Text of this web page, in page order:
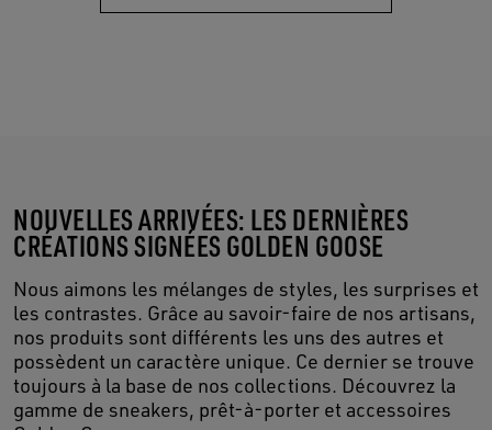
NOUVELLES ARRIVÉES: LES DERNIÈRES
CRÉATIONS SIGNÉES GOLDEN GOOSE
Nous aimons les mélanges de styles, les surprises et
les contrastes. Grâce au savoir-faire de nos artisans,
nos produits sont différents les uns des autres et
possèdent un caractère unique. Ce dernier se trouve
toujours à la base de nos collections. Découvrez la
gamme de sneakers, prêt-à-porter et accessoires